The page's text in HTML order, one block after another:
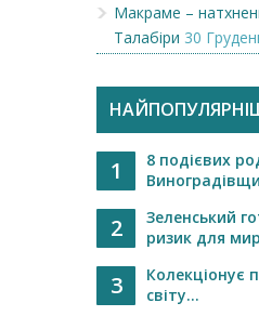
Макраме –
Талабіри 30
1
8 подієвих
2
Зеленський
ризик для
3
Колекціонує
світу...